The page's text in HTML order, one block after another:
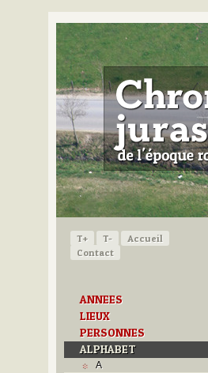
T+ T-
Accueil
Contact
ANNEES
LIEUX
PERSONNES
ALPHABET
A